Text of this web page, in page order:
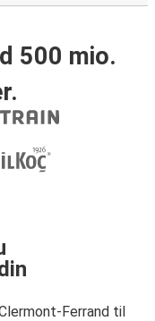
500 mio.
Ferrand til